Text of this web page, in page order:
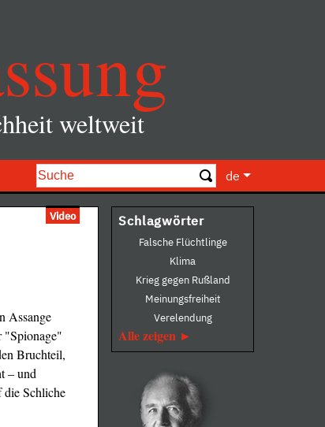
weltweit
de
Video
Assange
"Spionage"
Bruchteil,
– und
die Schliche
Schlagwörter
Falsche Flüchtlinge
Klima
Krieg gegen Rußland
Meinungsfreiheit
Verelendung
Alle zeigen